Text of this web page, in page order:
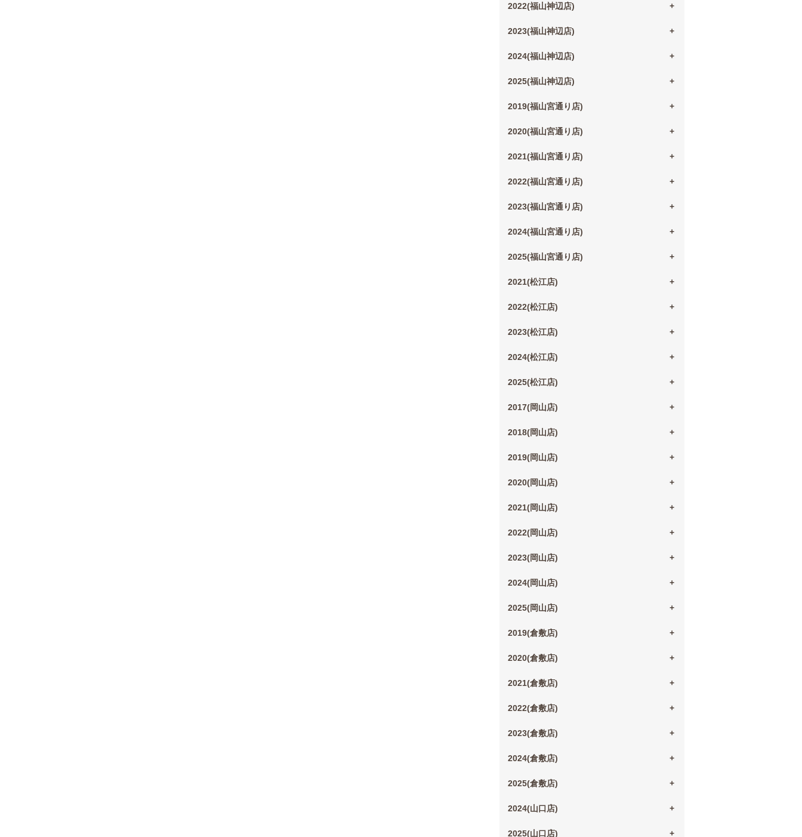
2022(福山神辺店)
2023(福山神辺店)
2024(福山神辺店)
2025(福山神辺店)
2019(福山宮通り店)
2020(福山宮通り店)
2021(福山宮通り店)
2022(福山宮通り店)
2023(福山宮通り店)
2024(福山宮通り店)
2025(福山宮通り店)
2021(松江店)
2022(松江店)
2023(松江店)
2024(松江店)
2025(松江店)
2017(岡山店)
2018(岡山店)
2019(岡山店)
2020(岡山店)
2021(岡山店)
2022(岡山店)
2023(岡山店)
2024(岡山店)
2025(岡山店)
2019(倉敷店)
2020(倉敷店)
2021(倉敷店)
2022(倉敷店)
2023(倉敷店)
2024(倉敷店)
2025(倉敷店)
2024(山口店)
2025(山口店)